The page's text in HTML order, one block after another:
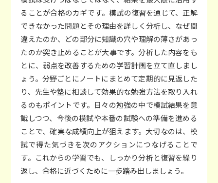
ることが合格のカギです。模試の復習を通じて、正解
できなかった問題とその理由を詳しく分析し、なぜ間
違えたのか、どの部分に知識の穴や理解の薄さがあっ
たのか突き止めることが大事です。分析した内容をも
とに、弱点を改善するための学習計画を立て直しまし
ょう。分野ごとにノートにまとめて定期的に見返した
り、先生や塾に相談して効果的な勉強方法を取り入れ
るのもポイントです。日々の勉強の中で模試結果を意
識しつつ、今後の模試や本番の試験への準備を進める
ことで、確実な成績向上が狙えます。大切なのは、模
試で得た気づきを次のアクションにつなげることで
す。これからの学習でも、しっかり分析と復習を繰り
返し、合格に近づくために一歩踏み出しましょう。